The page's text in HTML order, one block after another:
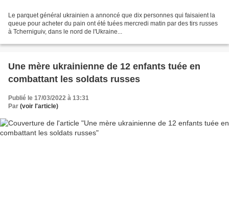
Le parquet général ukrainien a annoncé que dix personnes qui faisaient la
queue pour acheter du pain ont été tuées mercredi matin par des tirs russes
à Tcherniguiv, dans le nord de l'Ukraine...
Une mère ukrainienne de 12 enfants tuée en
combattant les soldats russes
Publié le 17/03/2022 à 13:31
Par (voir l'article)